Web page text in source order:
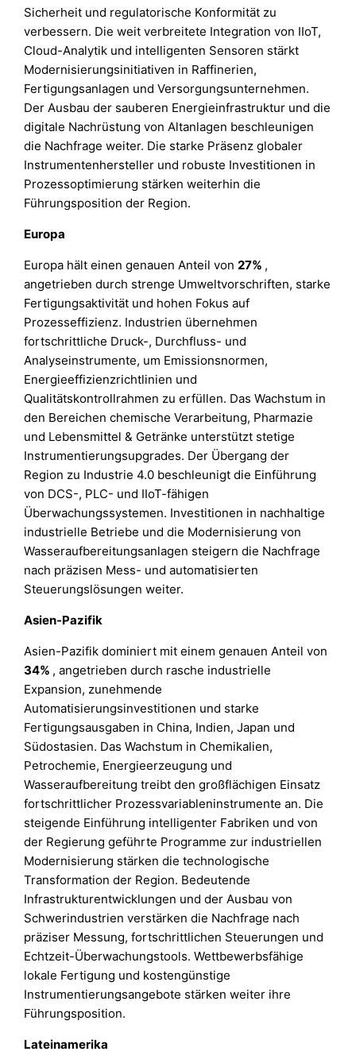
Sicherheit und regulatorische Konformität zu
verbessern. Die weit verbreitete Integration von IIoT,
Cloud-Analytik und intelligenten Sensoren stärkt
Modernisierungsinitiativen in Raffinerien,
Fertigungsanlagen und Versorgungsunternehmen.
Der Ausbau der sauberen Energieinfrastruktur und die
digitale Nachrüstung von Altanlagen beschleunigen
die Nachfrage weiter. Die starke Präsenz globaler
Instrumentenhersteller und robuste Investitionen in
Prozessoptimierung stärken weiterhin die
Führungsposition der Region.
Europa
Europa hält einen genauen Anteil von27% ,
angetrieben durch strenge Umweltvorschriften, starke
Fertigungsaktivität und hohen Fokus auf
Prozesseffizienz. Industrien übernehmen
fortschrittliche Druck-, Durchfluss- und
Analyseinstrumente, um Emissionsnormen,
Energieeffizienzrichtlinien und
Qualitätskontrollrahmen zu erfüllen. Das Wachstum in
den Bereichen chemische Verarbeitung, Pharmazie
und Lebensmittel & Getränke unterstützt stetige
Instrumentierungsupgrades. Der Übergang der
Region zu Industrie 4.0 beschleunigt die Einführung
von DCS-, PLC- und IIoT-fähigen
Überwachungssystemen. Investitionen in nachhaltige
industrielle Betriebe und die Modernisierung von
Wasseraufbereitungsanlagen steigern die Nachfrage
nach präzisen Mess- und automatisierten
Steuerungslösungen weiter.
Asien-Pazifik
Asien-Pazifik dominiert mit einem genauen Anteil von
34% , angetrieben durch rasche industrielle
Expansion, zunehmende
Automatisierungsinvestitionen und starke
Fertigungsausgaben in China, Indien, Japan und
Südostasien. Das Wachstum in Chemikalien,
Petrochemie, Energieerzeugung und
Wasseraufbereitung treibt den großflächigen Einsatz
fortschrittlicher Prozessvariableninstrumente an. Die
steigende Einführung intelligenter Fabriken und von
der Regierung geführte Programme zur industriellen
Modernisierung stärken die technologische
Transformation der Region. Bedeutende
Infrastrukturentwicklungen und der Ausbau von
Schwerindustrien verstärken die Nachfrage nach
präziser Messung, fortschrittlichen Steuerungen und
Echtzeit-Überwachungstools. Wettbewerbsfähige
lokale Fertigung und kostengünstige
Instrumentierungsangebote stärken weiter ihre
Führungsposition.
Lateinamerika